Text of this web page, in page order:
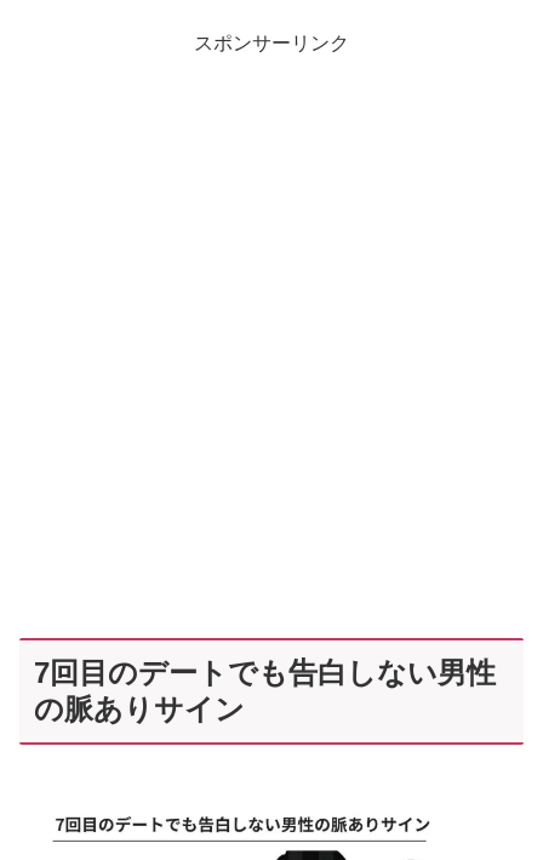
スポンサーリンク
7回目のデートでも告白しない男性
の脈ありサイン